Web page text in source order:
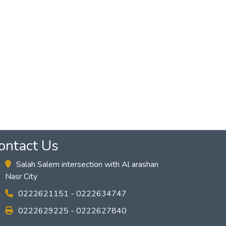
Us
Salah Salem intersection with Al arashan
Nasr City
0222621151 - 0222634747
0222629225 - 0222627840